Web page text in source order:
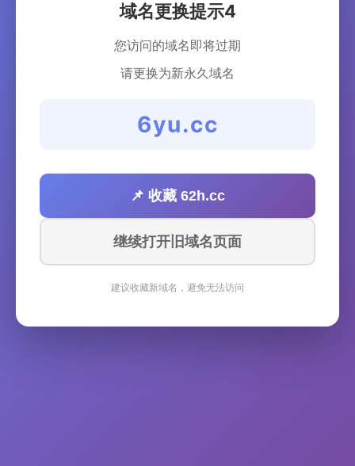
域名更换提示4
您访问的域名即将过期
请更换为新永久域名
6yu.cc
📌 收藏 62h.cc
继续打开旧域名页面
建议收藏新域名，避免无法访问